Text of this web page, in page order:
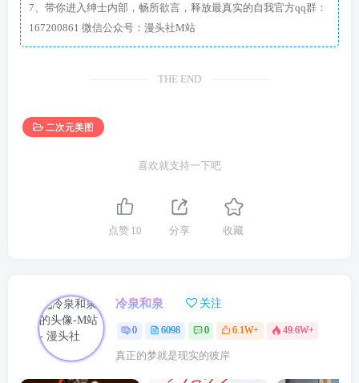
7、带你进入绅士内部，畅所欲言，释放最真实的自我官方qq群：
167200861 微信公众号：漫头社M站
THE END
二次元美图
喜欢就支持一下吧
点赞 10 分享 收藏
冷泉和泉 关注
0 6098 0 6.1W+ 49.6W+
真正的梦就是现实的彼岸